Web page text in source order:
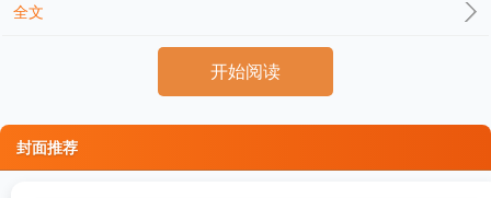
全文
开始阅读
封面推荐